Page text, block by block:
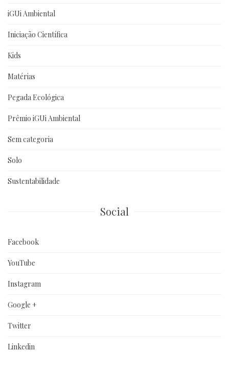
iGUi Ambiental
Iniciação Científica
Kids
Matérias
Pegada Ecológica
Prêmio iGUi Ambiental
Sem categoria
Solo
Sustentabilidade
Social
Facebook
YouTube
Instagram
Google +
Twitter
Linkedin